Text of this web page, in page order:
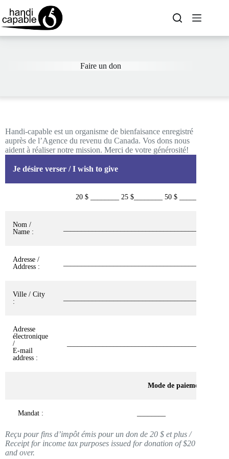
Faire un don
Handi-capable est un organisme de bienfaisance enregistré
auprès de l’Agence du revenu du Canada. Vos dons nous
aident à réaliser notre mission. Merci de votre générosité!
Je désire verser / I wish to give
20 $ ________ 25 $________ 50 $ ________ 100
Nom /
Name :
Adresse /
Address :
Ville / City
:
Adresse
électronique
/
E-mail
address :
Mode de paiement /
Mandat :
Reçu pour fins d’impôt émis pour un don de 20 $ et plus /
Receipt for income tax purposes issued for donation of $20
and over.